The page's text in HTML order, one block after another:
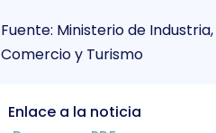
Fuente: Ministerio de Industria,
Comercio y Turismo
Enlace a la noticia